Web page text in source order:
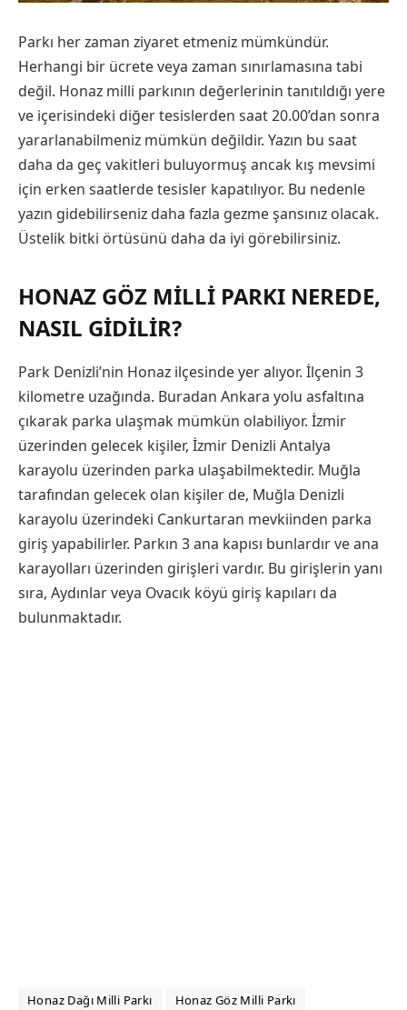
Parkı her zaman ziyaret etmeniz mümkündür.
Herhangi bir ücrete veya zaman sınırlamasına tabi
değil. Honaz milli parkının değerlerinin tanıtıldığı yere
ve içerisindeki diğer tesislerden saat 20.00’dan sonra
yararlanabilmeniz mümkün değildir. Yazın bu saat
daha da geç vakitleri buluyormuş ancak kış mevsimi
için erken saatlerde tesisler kapatılıyor. Bu nedenle
yazın gidebilirseniz daha fazla gezme şansınız olacak.
Üstelik bitki örtüsünü daha da iyi görebilirsiniz.
HONAZ GÖZ MILLI PARKI NEREDE,
NASIL GIDILIR?
Park Denizli’nin Honaz ilçesinde yer alıyor. İlçenin 3
kilometre uzağında. Buradan Ankara yolu asfaltına
çıkarak parka ulaşmak mümkün olabiliyor. İzmir
üzerinden gelecek kişiler, İzmir Denizli Antalya
karayolu üzerinden parka ulaşabilmektedir. Muğla
tarafından gelecek olan kişiler de, Muğla Denizli
karayolu üzerindeki Cankurtaran mevkiinden parka
giriş yapabilirler. Parkın 3 ana kapısı bunlardır ve ana
karayolları üzerinden girişleri vardır. Bu girişlerin yanı
sıra, Aydınlar veya Ovacık köyü giriş kapıları da
bulunmaktadır.
Honaz Dağı Milli Parkı
Honaz Göz Milli Parkı